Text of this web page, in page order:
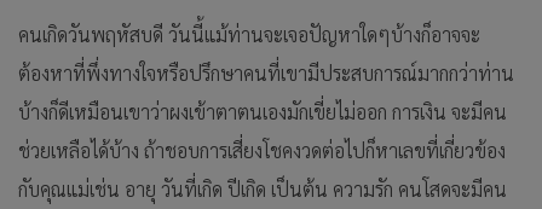
คนเกิดวันพฤหัสบดี วันนี้แม้ท่านจะเจอปัญหาใดๆบ้างก็อาจจะ
ต้องหาที่พึ่งทางใจหรือปรึกษาคนที่เขามีประสบการณ์มากกว่าท่าน
บ้างก็ดีเหมือนเขาว่าผงเข้าตาตนเองมักเขี่ยไม่ออก การเงิน จะมีคน
ช่วยเหลือได้บ้าง ถ้าชอบการเสี่ยงโชคงวดต่อไปก็หาเลขที่เกี่ยวข้อง
กับคุณแม่เช่น อายุ วันที่เกิด ปีเกิด เป็นต้น ความรัก คนโสดจะมีคน